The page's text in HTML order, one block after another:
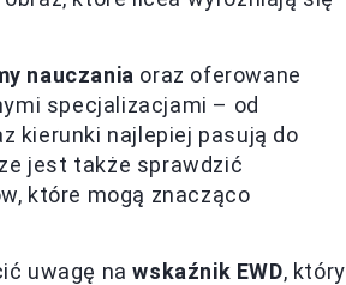
nauczania oraz oferowane
specjalizacjami – od
kierunki najlepiej pasują do
jest także sprawdzić
które mogą znacząco
uwagę nawskaźnik EWD, który